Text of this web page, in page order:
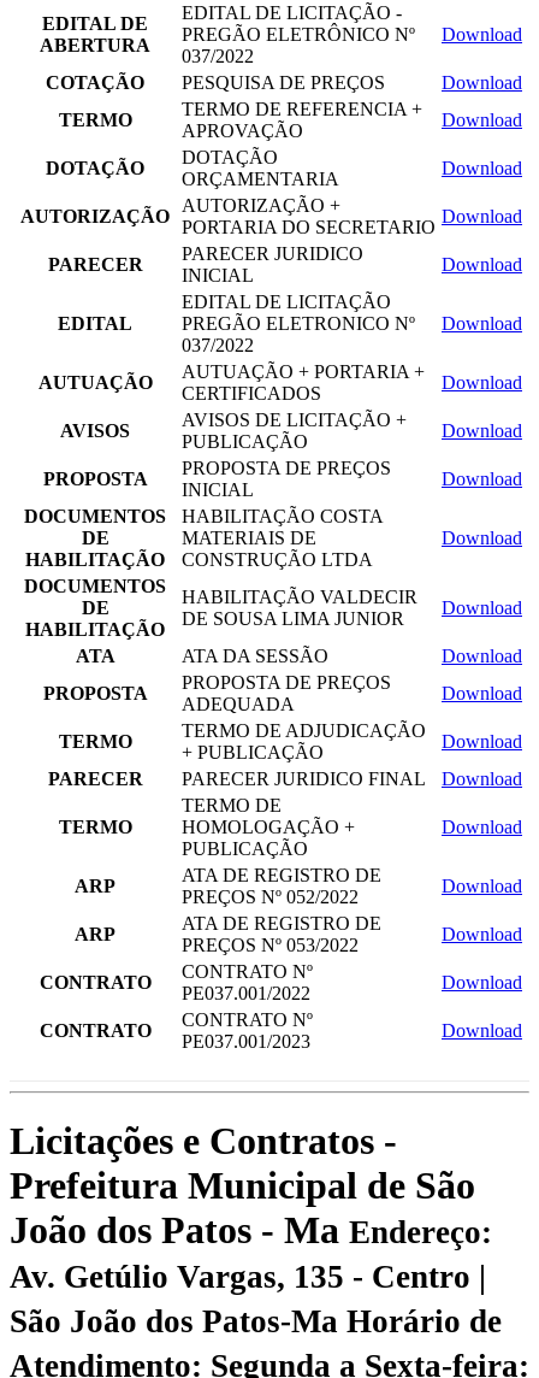
EDITAL DE
ABERTURA
EDITAL DE LICITAÇÃO -
PREGÃO ELETRÔNICO Nº
037/2022
Download
COTAÇÃO PESQUISA DE PREÇOS
Download
TERMO
TERMO DE REFERENCIA +
APROVAÇÃO
Download
DOTAÇÃO
DOTAÇÃO
ORÇAMENTARIA
Download
AUTORIZAÇÃO
AUTORIZAÇÃO +
PORTARIA DO SECRETARIO
Download
PARECER
PARECER JURIDICO
INICIAL
Download
EDITAL
EDITAL DE LICITAÇÃO
PREGÃO ELETRONICO Nº
037/2022
Download
AUTUAÇÃO
AUTUAÇÃO + PORTARIA +
CERTIFICADOS
Download
AVISOS
AVISOS DE LICITAÇÃO +
PUBLICAÇÃO
Download
PROPOSTA
PROPOSTA DE PREÇOS
INICIAL
Download
DOCUMENTOS
DE
HABILITAÇÃO
HABILITAÇÃO COSTA
MATERIAIS DE
CONSTRUÇÃO LTDA
Download
DOCUMENTOS
DE
HABILITAÇÃO
HABILITAÇÃO VALDECIR
DE SOUSA LIMA JUNIOR
Download
ATA ATA DA SESSÃO
Download
PROPOSTA
PROPOSTA DE PREÇOS
ADEQUADA
Download
TERMO
TERMO DE ADJUDICAÇÃO
+ PUBLICAÇÃO
Download
PARECER
PARECER JURIDICO FINAL Download
TERMO
TERMO DE
HOMOLOGAÇÃO +
PUBLICAÇÃO
Download
ARP
ATA DE REGISTRO DE
PREÇOS Nº 052/2022
Download
ARP
ATA DE REGISTRO DE
PREÇOS Nº 053/2022
Download
CONTRATO
CONTRATO Nº
PE037.001/2022
Download
CONTRATO
CONTRATO Nº
PE037.001/2023
Download
Licitações e Contratos -
Prefeitura Municipal de São
João dos Patos - Ma Endereço:
Av. Getúlio Vargas, 135 - Centro |
São João dos Patos-Ma Horário de
Atendimento: Segunda a Sexta-feira: